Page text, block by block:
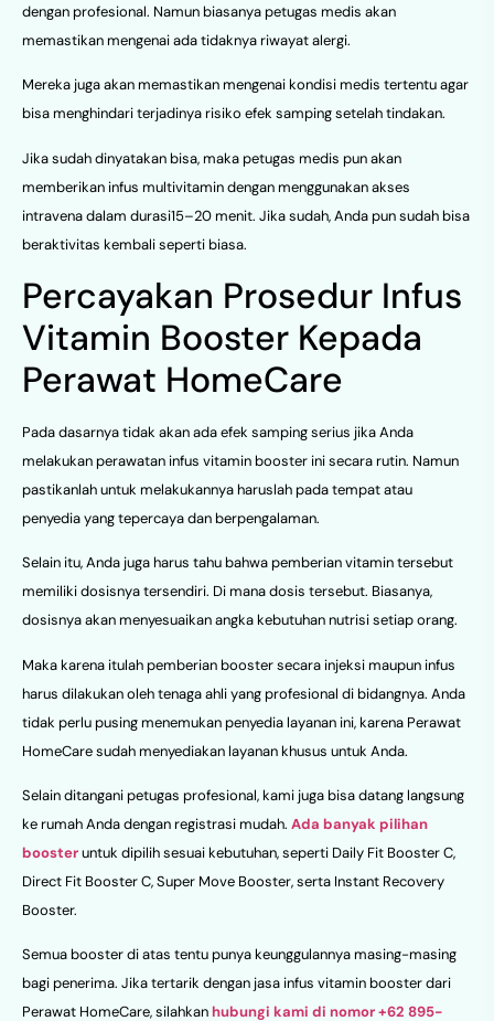
dengan profesional. Namun biasanya petugas medis akan
memastikan mengenai ada tidaknya riwayat alergi.
Mereka juga akan memastikan mengenai kondisi medis tertentu agar
bisa menghindari terjadinya risiko efek samping setelah tindakan.
Jika sudah dinyatakan bisa, maka petugas medis pun akan
memberikan infus multivitamin dengan menggunakan akses
intravena dalam durasi15–20 menit. Jika sudah, Anda pun sudah bisa
beraktivitas kembali seperti biasa.
Percayakan Prosedur Infus
Vitamin Booster Kepada
Perawat HomeCare
Pada dasarnya tidak akan ada efek samping serius jika Anda
melakukan perawatan infus vitamin booster ini secara rutin. Namun
pastikanlah untuk melakukannya haruslah pada tempat atau
penyedia yang tepercaya dan berpengalaman.
Selain itu, Anda juga harus tahu bahwa pemberian vitamin tersebut
memiliki dosisnya tersendiri. Di mana dosis tersebut. Biasanya,
dosisnya akan menyesuaikan angka kebutuhan nutrisi setiap orang.
Maka karena itulah pemberian booster secara injeksi maupun infus
harus dilakukan oleh tenaga ahli yang profesional di bidangnya. Anda
tidak perlu pusing menemukan penyedia layanan ini, karena Perawat
HomeCare sudah menyediakan layanan khusus untuk Anda.
Selain ditangani petugas profesional, kami juga bisa datang langsung
ke rumah Anda dengan registrasi mudah. Ada banyak pilihan
boosteruntuk dipilih sesuai kebutuhan, seperti Daily Fit Booster C,
Direct Fit Booster C, Super Move Booster, serta Instant Recovery
Booster.
Semua booster di atas tentu punya keunggulannya masing-masing
bagi penerima. Jika tertarik dengan jasa infus vitamin booster dari
Perawat HomeCare, silahkanhubungi kami di nomor +62 895-